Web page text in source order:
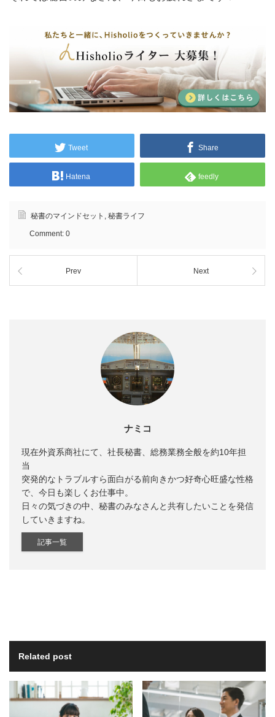
Tweet Share
Hatena feedly
秘書のマインドセット , 秘書ライフ
Comment: 0
Prev Next
ナミコ
現在外資系商社にて、社長秘書、総務業務全般を約10年担
当
突発的なトラブルすら面白がる前向きかつ好奇心旺盛な性格
で、今日も楽しくお仕事中。
日々の気づきの中、秘書のみなさんと共有したいことを発信
していきますね。
記事一覧
Related post